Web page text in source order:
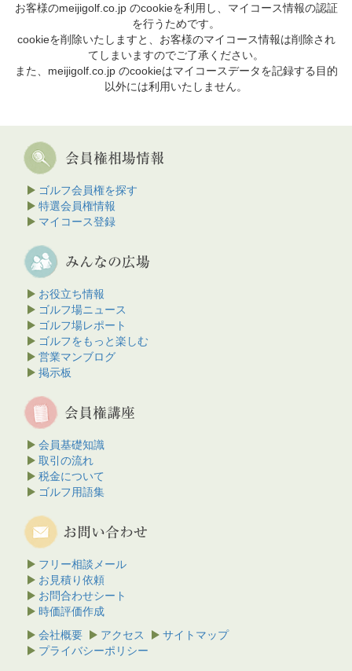
お客様のmeijigolf.co.jp のcookieを利用し、マイコース情報の認証
を行うためです。
cookieを削除いたしますと、お客様のマイコース情報は削除され
てしまいますのでご了承ください。
また、meijigolf.co.jp のcookieはマイコースデータを記録する目的
以外には利用いたしません。
ゴルフ会員権を探す
特選会員権情報
マイコース登録
お役立ち情報
ゴルフ場ニュース
ゴルフ場レポート
ゴルフをもっと楽しむ
営業マンブログ
掲示板
会員基礎知識
取引の流れ
税金について
ゴルフ用語集
フリー相談メール
お見積り依頼
お問合わせシート
時価評価作成
会社概要
アクセス
サイトマップ
プライバシーポリシー